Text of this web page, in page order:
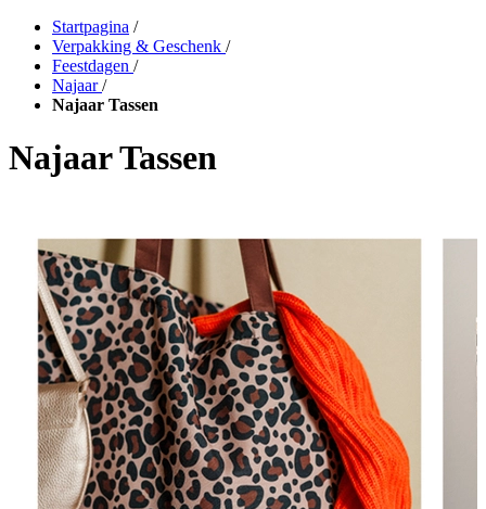
Startpagina /
Verpakking & Geschenk /
Feestdagen /
Najaar /
Najaar Tassen
Najaar Tassen